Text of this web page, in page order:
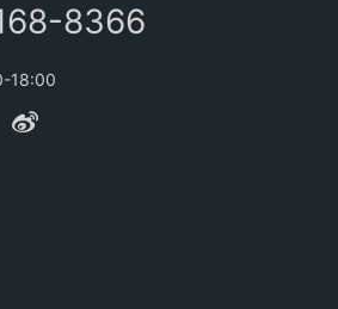
8366
18:00